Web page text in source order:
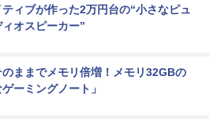
ィブが作った2万円台の“小さなピュ
オスピーカー”
のままでメモリ倍増！メモリ32GBの
ゲーミングノート」